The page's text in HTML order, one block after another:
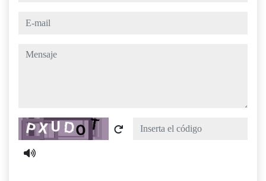
e-mail
mensaje
Captcha